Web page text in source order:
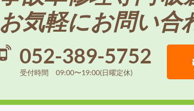
お気軽にお問い合
052-389-5752
受付時間 09:00〜19:00(日曜定休)